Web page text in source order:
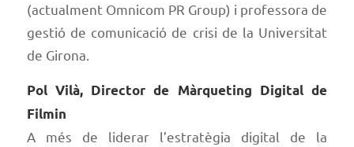
(actualment Omnicom PR Group) i professora de
gestió de comunicació de crisi de la Universitat
de Girona.
Pol Vilà, Director de Màrqueting Digital de
Filmin
A més de liderar l’estratègia digital de la